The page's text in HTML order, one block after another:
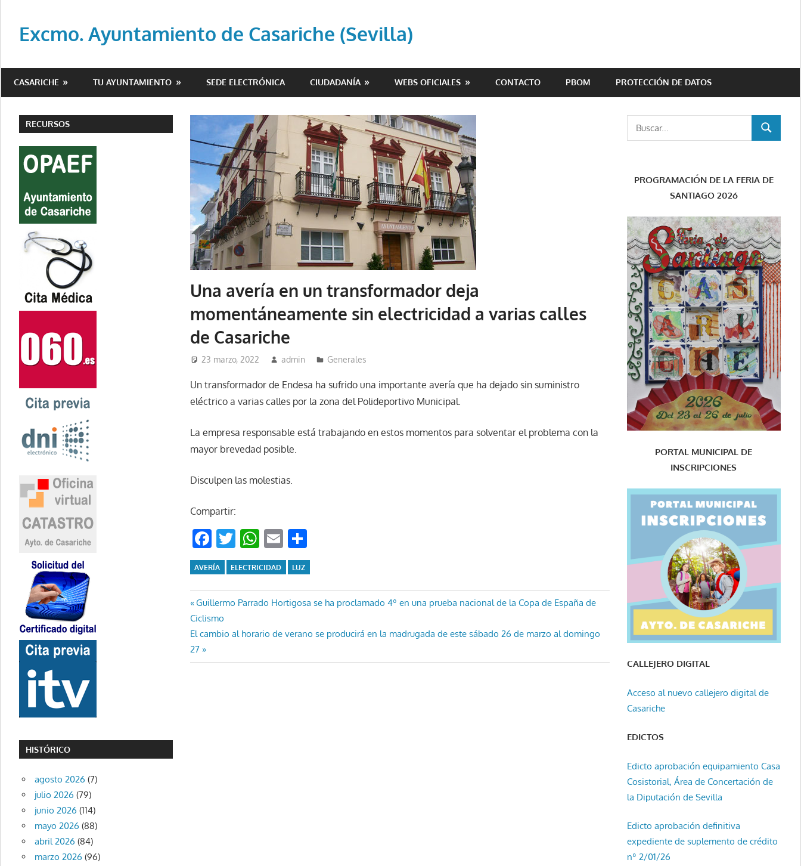
contenido
Excmo. Ayuntamiento de Casariche (Sevilla)
del
de
Casariche
CASARICHE TU AYUNTAMIENTO SEDE ELECTRÓNICA CIUDADANÍA WEBS OFICIALES CONTACTO PBOM PROTECCIÓN DE DATOS
Una avería en un transformador deja
momentáneamente sin electricidad a varias calles
de Casariche
23 marzo, 2022 admin Generales
Un transformador de Endesa ha sufrido una importante avería que ha dejado sin suministro
eléctrico a varias calles por la zona del Polideportivo Municipal.
La empresa responsable está trabajando en estos momentos para solventar el problema con la
mayor brevedad posible.
Disculpen las molestias.
Compartir:
Facebook
Twitter
WhatsApp
Email
AVERÍA ELECTRICIDAD LUZ
Navegación
de
entradas
Entrada
anterior:
Guillermo Parrado Hortigosa se ha proclamado 4º en una prueba nacional de la Copa de España de
Ciclismo
Entrada
siguiente:
El cambio al horario de verano se producirá en la madrugada de este sábado 26 de marzo al domingo
27
RECURSOS
HISTÓRICO
agosto 2026 (7)
julio 2026 (79)
junio 2026 (114)
mayo 2026 (88)
abril 2026 (84)
marzo 2026 (96)
BUSCAR
PROGRAMACIÓN DE LA FERIA DE
SANTIAGO 2026
PORTAL MUNICIPAL DE
INSCRIPCIONES
CALLEJERO DIGITAL
Acceso al nuevo callejero digital de
Casariche
EDICTOS
Edicto aprobación equipamiento Casa
Cosistorial, Área de Concertación de
la Diputación de Sevilla
Edicto aprobación definitiva
expediente de suplemento de crédito
nº 2/01/26